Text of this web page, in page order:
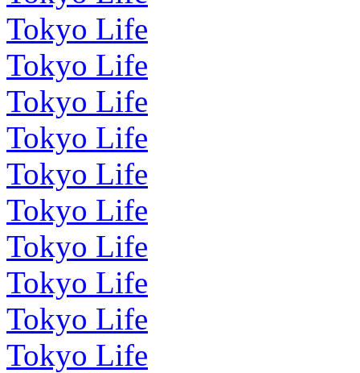
Tokyo Life
Tokyo Life
Tokyo Life
Tokyo Life
Tokyo Life
Tokyo Life
Tokyo Life
Tokyo Life
Tokyo Life
Tokyo Life